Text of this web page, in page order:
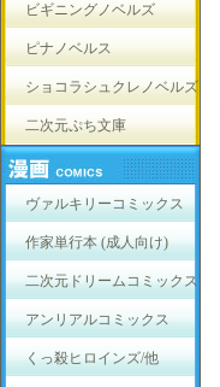
ビギニングノベルズ
ピナノベルス
ショコラシュクレノベルズ
二次元ぷち文庫
ヴァルキリーコミックス
作家単行本 (成人向け)
二次元ドリームコミックス
アンリアルコミックス
くっ殺ヒロインズ/他